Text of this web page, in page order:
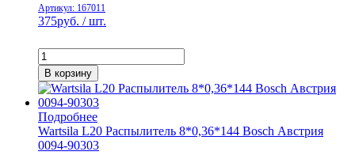
Артикул: 167011
375руб. / шт.
В корзину
Подробнее
Wartsila L20 Распылитель 8*0,36*144 Bosch Австрия
0094-90303